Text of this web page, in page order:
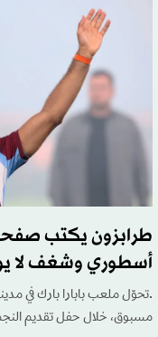
طرابزون يكتب
أسطوري وشغف لا
.تحوّل ملعب بابارا بارك في
مسبوق، خلال حفل تقديم